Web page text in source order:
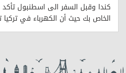
كندا وقبل السفر الى اسطنبول
الخاص بك حيث أن الكهرباء في